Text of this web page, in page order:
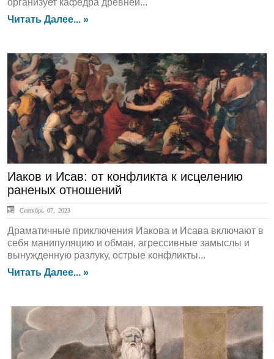
организует кафедра древней...
Читать Далее... »
ЛЕНТА НОВОСТЕЙ
Иаков и Исав: от конфликта к исцелению
раненых отношений
Сентябрь 07, 2023
Драматичные приключения Иакова и Исава включают в
себя манипуляцию и обман, агрессивные замыслы и
вынужденную разлуку, острые конфликты...
Читать Далее... »
ЛЕНТА НОВОСТЕЙ